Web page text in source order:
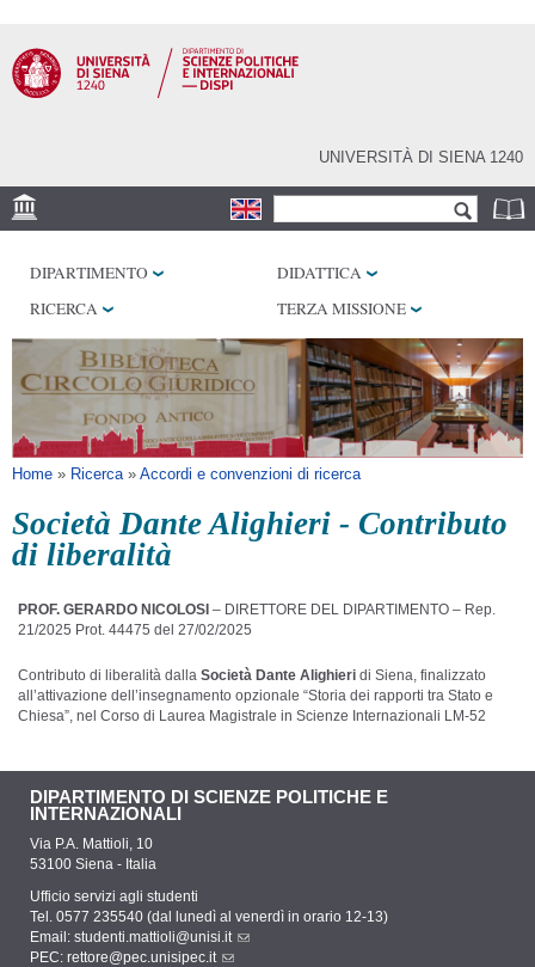
contenuto
principale
UNIVERSITÀ DI SIENA 1240
Form di ricerca
LABORATORI
BIBLIOTECHE
SERVIZI
DIPARTIMENTO
DIDATTICA
RICERCA
TERZA MISSIONE
Tu sei qui
Home » Ricerca » Accordi e convenzioni di ricerca
Società Dante Alighieri - Contributo
di liberalità
PROF. GERARDO NICOLOSI – DIRETTORE DEL DIPARTIMENTO – Rep.
21/2025 Prot. 44475 del 27/02/2025
Contributo di liberalità dalla Società Dante Alighieri di Siena, finalizzato
all’attivazione dell’insegnamento opzionale “Storia dei rapporti tra Stato e
Chiesa”, nel Corso di Laurea Magistrale in Scienze Internazionali LM-52
DIPARTIMENTO DI SCIENZE POLITICHE E
INTERNAZIONALI
Via P.A. Mattioli, 10
53100 Siena - Italia
Ufficio servizi agli studenti
Tel. 0577 235540 (dal lunedì al venerdì in orario 12-13)
Email: studenti.mattioli@unisi.it
PEC: rettore@pec.unisipec.it